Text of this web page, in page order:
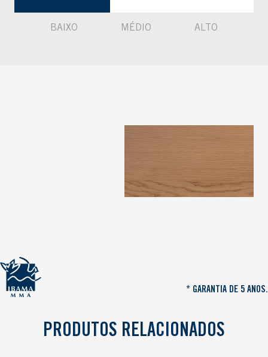
BAIXO MÉDIO ALTO
* GARANTIA DE 5 ANOS.
PRODUTOS RELACIONADOS